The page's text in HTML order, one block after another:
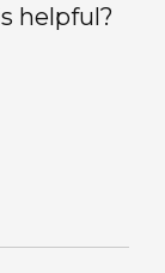
helpful?